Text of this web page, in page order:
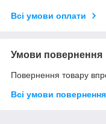
Всі умови оплати
Умови повернення
Повернення товару
Всі умови повернення